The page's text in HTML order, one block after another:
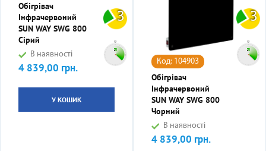
3
Обігрівач
Інфрачервоний
SUN WAY SWG 800
Сірий
В наявності
Ціна
4 839,00 грн.
У КОШИК
3
Код: 104903
Обігрівач
Інфрачервоний
SUN WAY SWG 800
Чорний
В наявності
Ціна
4 839,00 грн.